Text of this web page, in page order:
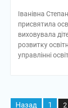
Іванівна
присвятила
виховувала
розвитку
управлінні
Пагінація
Назад 1 2